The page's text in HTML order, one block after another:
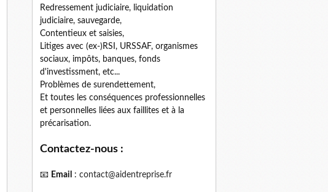
Redressement judiciaire, liquidation
judiciaire, sauvegarde,
Contentieux et saisies,
Litiges avec (ex-)RSI, URSSAF, organismes
sociaux, impôts, banques, fonds
d'investissment, etc...
Problèmes de surendettement,
Et toutes les conséquences professionnelles
et personnelles liées aux faillites et à la
précarisation.
Contactez-nous :
📧 Email : contact@aidentreprise.fr